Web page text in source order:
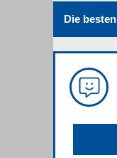
Die besten